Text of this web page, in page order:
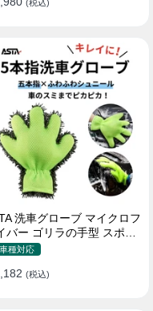
泡立ち (コピー)
(税込)
洗車グローブ マイクロフ
バー ゴリラの手型 スポン
ズ 掃除 手袋型 洗車タオル
種対応
(税込)